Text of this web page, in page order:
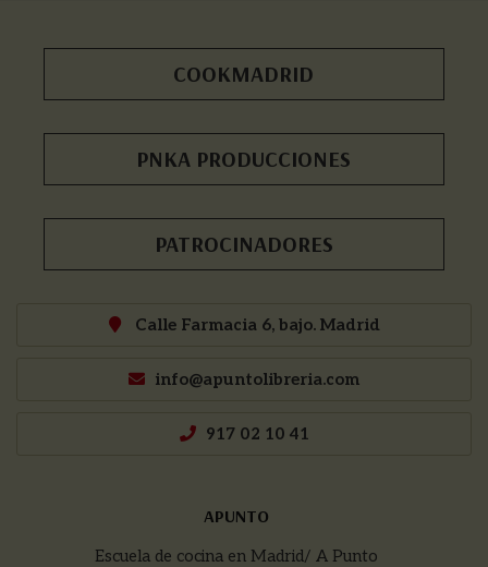
COOKMADRID
PNKA PRODUCCIONES
PATROCINADORES
Calle Farmacia 6, bajo. Madrid
info@apuntolibreria.com
917 02 10 41
APUNTO
Escuela de cocina en Madrid/ A Punto